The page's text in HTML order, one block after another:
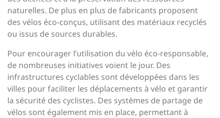
naturelles. De plus en plus de fabricants proposent
des vélos éco-conçus, utilisant des matériaux recyclés
ou issus de sources durables.
Pour encourager l’utilisation du vélo éco-responsable,
de nombreuses initiatives voient le jour. Des
infrastructures cyclables sont développées dans les
villes pour faciliter les déplacements à vélo et garantir
la sécurité des cyclistes. Des systèmes de partage de
vélos sont également mis en place, permettant à